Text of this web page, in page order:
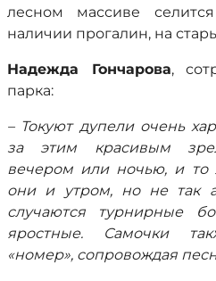
лесном массиве
наличии прогалин, на
Надежда Гончарова,
парка:
– Токуют дупели очень
за этим красивым
вечером или ночью, и то
они и утром, но не так
случаются турнирные
яростные. Самочки
«номер», сопровождая